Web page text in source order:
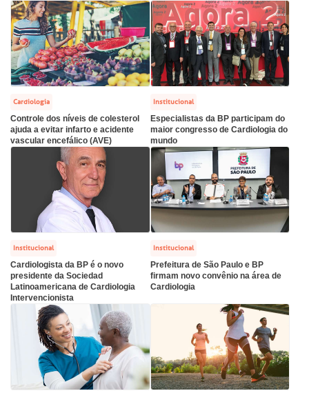
Saiba mais
Endereço:
R. Colômbia, 332
CEP: 01438-000 | Jardim Paulista
São Paulo - SP
de Bioética
de Sangue
de órgãos
de cuidado
e perdidos
Cardiologia
Controle dos níveis de colesterol
ajuda a evitar infarto e acidente
vascular encefálico (AVE)
Institucional
Especialistas da BP participam do
maior congresso de Cardiologia do
mundo
Institucional
Cardiologista da BP é o novo
presidente da Sociedad
Latinoamericana de Cardiologia
Intervencionista
Institucional
Prefeitura de São Paulo e BP
firmam novo convênio na área de
Cardiologia